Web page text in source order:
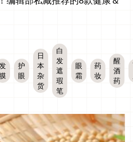
发
膜
护
眼
日
本
杂
货
白
发
遮
瑕
笔
眼
霜
药
妆
醒
酒
药